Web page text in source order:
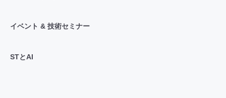
イベント & 技術セミナー
STとAI